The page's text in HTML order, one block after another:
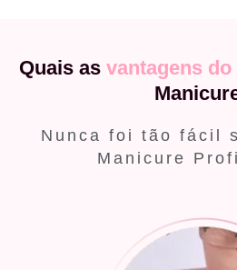
Quais as vantagens
Nunca foi tão fácil
Manicure